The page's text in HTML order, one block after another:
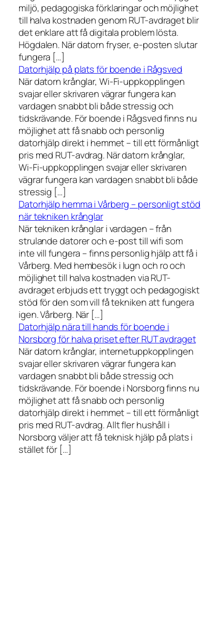
miljö, pedagogiska förklaringar och möjlighet
till halva kostnaden genom RUT-avdraget blir
det enklare att få digitala problem lösta.
Högdalen. När datorn fryser, e-posten slutar
fungera […]
Datorhjälp på plats för boende i Rågsved
När datorn krånglar, Wi-Fi-uppkopplingen
svajar eller skrivaren vägrar fungera kan
vardagen snabbt bli både stressig och
tidskrävande. För boende i Rågsved finns nu
möjlighet att få snabb och personlig
datorhjälp direkt i hemmet – till ett förmånligt
pris med RUT-avdrag. När datorn krånglar,
Wi-Fi-uppkopplingen svajar eller skrivaren
vägrar fungera kan vardagen snabbt bli både
stressig […]
Datorhjälp hemma i Vårberg – personligt stöd
när tekniken krånglar
När tekniken krånglar i vardagen – från
strulande datorer och e-post till wifi som
inte vill fungera – finns personlig hjälp att få i
Vårberg. Med hembesök i lugn och ro och
möjlighet till halva kostnaden via RUT-
avdraget erbjuds ett tryggt och pedagogiskt
stöd för den som vill få tekniken att fungera
igen. Vårberg. När […]
Datorhjälp nära till hands för boende i
Norsborg för halva priset efter RUT avdraget
När datorn krånglar, internetuppkopplingen
svajar eller skrivaren vägrar fungera kan
vardagen snabbt bli både stressig och
tidskrävande. För boende i Norsborg finns nu
möjlighet att få snabb och personlig
datorhjälp direkt i hemmet – till ett förmånligt
pris med RUT-avdrag. Allt fler hushåll i
Norsborg väljer att få teknisk hjälp på plats i
stället för […]